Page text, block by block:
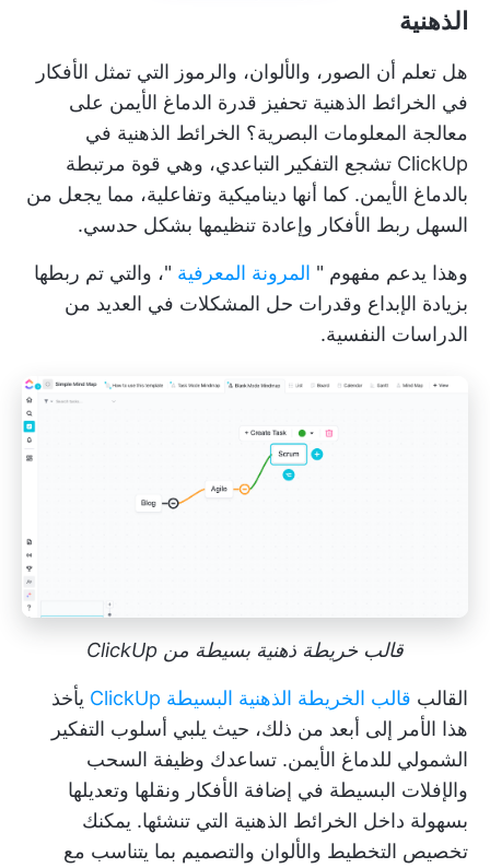
الذهنية
هل تعلم أن الصور، والألوان، والرموز التي تمثل الأفكار
في الخرائط الذهنية تحفيز قدرة الدماغ الأيمن على
معالجة المعلومات البصرية؟ الخرائط الذهنية في
ClickUp تشجع التفكير التباعدي، وهي قوة مرتبطة
بالدماغ الأيمن. كما أنها ديناميكية وتفاعلية، مما يجعل من
السهل ربط الأفكار وإعادة تنظيمها بشكل حدسي.
وهذا يدعم مفهوم " المرونة المعرفية "، والتي تم ربطها
بزيادة الإبداع وقدرات حل المشكلات في العديد من
الدراسات النفسية.
قالب خريطة ذهنية بسيطة من ClickUp
القالب قالب الخريطة الذهنية البسيطة ClickUp
يأخذ
هذا الأمر إلى أبعد من ذلك، حيث يلبي أسلوب التفكير
الشمولي للدماغ الأيمن. تساعدك وظيفة السحب
والإفلات البسيطة في إضافة الأفكار ونقلها وتعديلها
بسهولة داخل الخرائط الذهنية التي تنشئها. يمكنك
تخصيص التخطيط والألوان والتصميم بما يتناسب مع